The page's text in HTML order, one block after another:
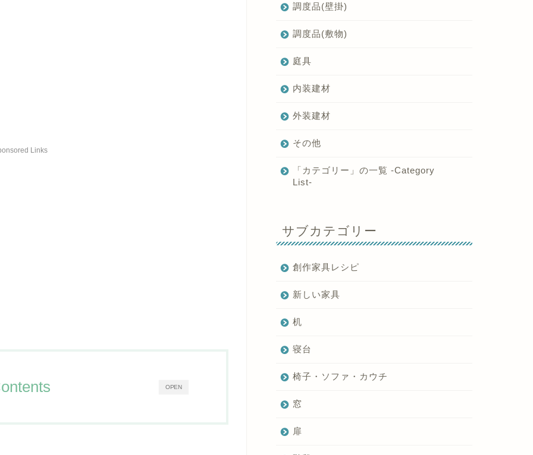
Links
OPEN
調度品(壁掛)
調度品(敷物)
庭具
内装建材
外装建材
その他
「カテゴリー」の一覧 -Category
List-
サブカテゴリー
創作家具レシピ
新しい家具
机
寝台
椅子・ソファ・カウチ
窓
扉